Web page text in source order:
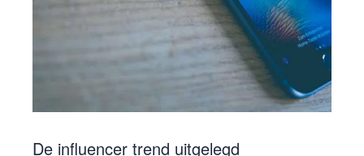
De influencer trend uitgelegd